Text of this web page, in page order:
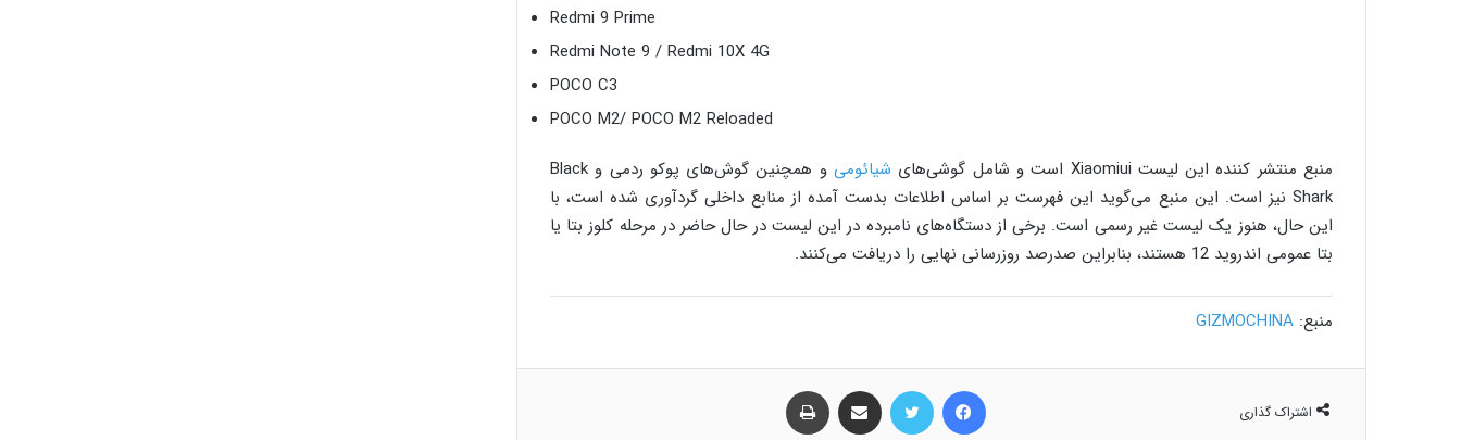
Redmi 9 Prime
Redmi Note 9 / Redmi 10X 4G
POCO C3
POCO M2/ POCO M2 Reloaded
منبع منتشر کننده این لیست Xiaomiui است و شامل گوشی‌های
شیائومی
و همچنین گوش‌های پوکو ردمی و Black
Shark نیز است. این منبع می‌گوید این فهرست بر اساس اطلاعات بدست آمده از منابع داخلی گردآوری شده است، با
این حال، هنوز یک لیست غیر رسمی است. برخی از دستگاه‌های نامبرده در این لیست در حال حاضر در مرحله کلوز بتا یا
بتا عمومی اندروید 12 هستند، بنابراین صدرصد روزرسانی نهایی را دریافت می‌کنند.
منبع: GIZMOCHINA
اشتراک گذاری